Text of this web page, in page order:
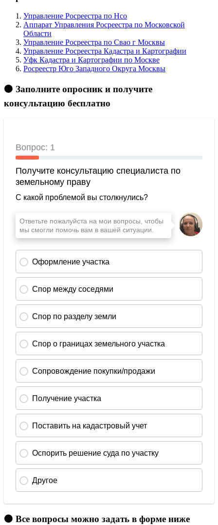
Управление Росреестра по Нсо
Аппарат Управления Росреестра по Московской
Области
Управление Росреестра по Свао г Москвы
Управление Росреестра Кадастра и Картографии
Уфк Кадастра и Картографии по Москве
Росреестр Юго Западного Округа Москвы
🟠 Заполните опросник и получите
консультацию бесплатно
🟠 Все вопросы можно задать в форме ниже